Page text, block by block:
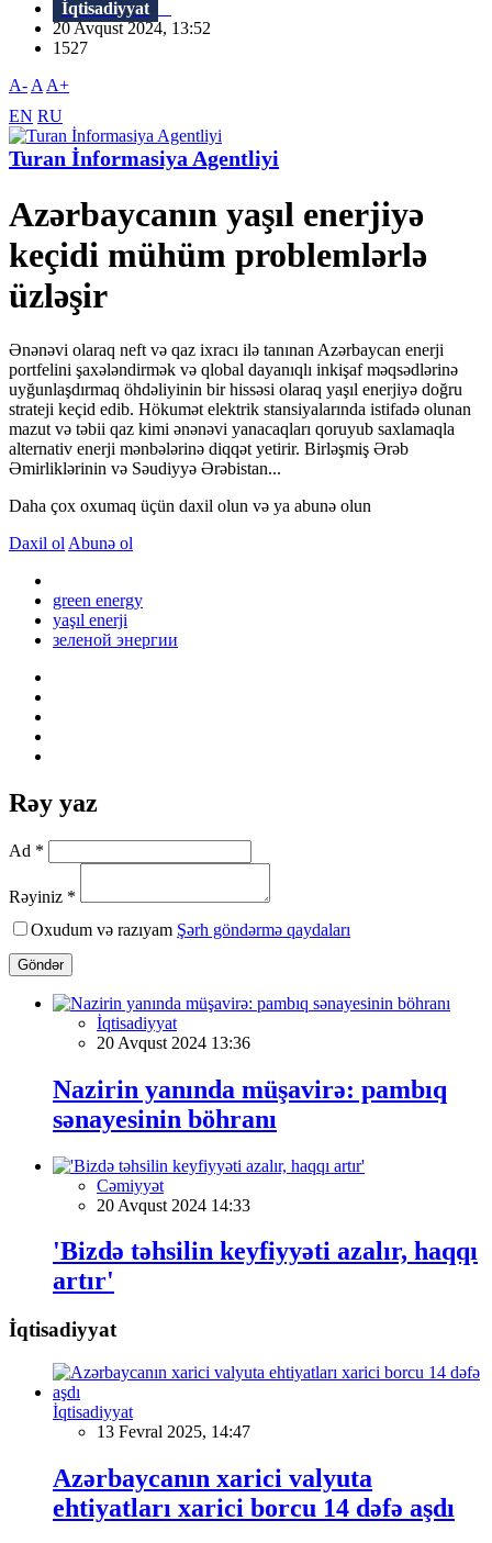
İqtisadiyyat
20 Avqust 2024, 13:52
1527
A- A A+
EN RU
Turan İnformasiya Agentliyi
Azərbaycanın yaşıl enerjiyə
keçidi mühüm problemlərlə
üzləşir
Ənənəvi olaraq neft və qaz ixracı ilə tanınan Azərbaycan enerji
portfelini şaxələndirmək və qlobal dayanıqlı inkişaf məqsədlərinə
uyğunlaşdırmaq öhdəliyinin bir hissəsi olaraq yaşıl enerjiyə doğru
strateji keçid edib. Hökumət elektrik stansiyalarında istifadə olunan
mazut və təbii qaz kimi ənənəvi yanacaqları qoruyub saxlamaqla
alternativ enerji mənbələrinə diqqət yetirir. Birləşmiş Ərəb
Əmirliklərinin və Səudiyyə Ərəbistan...
Daha çox oxumaq üçün daxil olun və ya abunə olun
Daxil ol Abunə ol
green energy
yaşıl enerji
зеленой энергии
Rəy yaz
Ad *
Rəyiniz *
Oxudum və razıyam Şərh göndərmə qaydaları
Göndər
İqtisadiyyat
20 Avqust 2024 13:36
Nazirin yanında müşavirə: pambıq
sənayesinin böhranı
Cəmiyyət
20 Avqust 2024 14:33
'Bizdə təhsilin keyfiyyəti azalır, haqqı
artır'
İqtisadiyyat
İqtisadiyyat
13 Fevral 2025, 14:47
Azərbaycanın xarici valyuta
ehtiyatları xarici borcu 14 dəfə aşdı